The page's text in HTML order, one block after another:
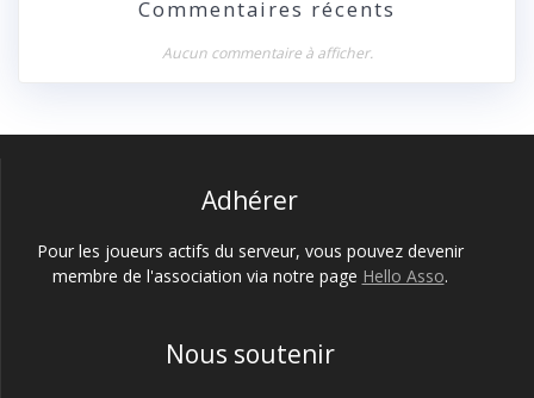
Commentaires récents
Aucun commentaire à afficher.
Adhérer
Pour les joueurs actifs du serveur, vous pouvez devenir
membre de l'association via notre page Hello Asso.
Nous soutenir